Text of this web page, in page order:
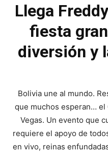
Llega
fiesta
diversión y
Bolivia une al mundo.
que muchos esperan… el
Vegas. Un evento que
requiere el apoyo de
en vivo, reinas